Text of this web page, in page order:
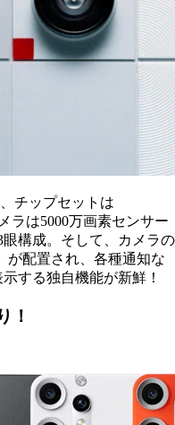
チップセットは
ラは5000万画素センサー
構成。そして、カメラの
が配置され、各種通知な
する独自機能が新鮮！
！